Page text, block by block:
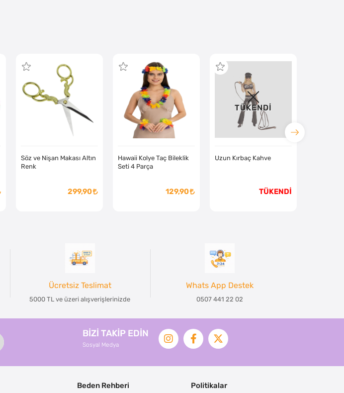
Söz ve Nişan Makası Altın
Renk
299,90
Hawaii Kolye Taç Bileklik
Seti 4 Parça
129,90
TÜKENDİ
Uzun Kırbaç Kahve
TÜKENDİ
Ücretsiz Teslimat
5000 TL ve üzeri alışverişlerinizde
Whats App Destek
0507 441 22 02
BİZİ TAKİP EDİN
Sosyal Medya
Beden Rehberi Politikalar